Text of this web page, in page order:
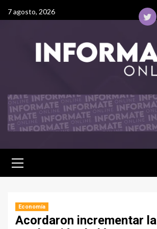
7 agosto, 2026
Economía
Acordaron incrementar la